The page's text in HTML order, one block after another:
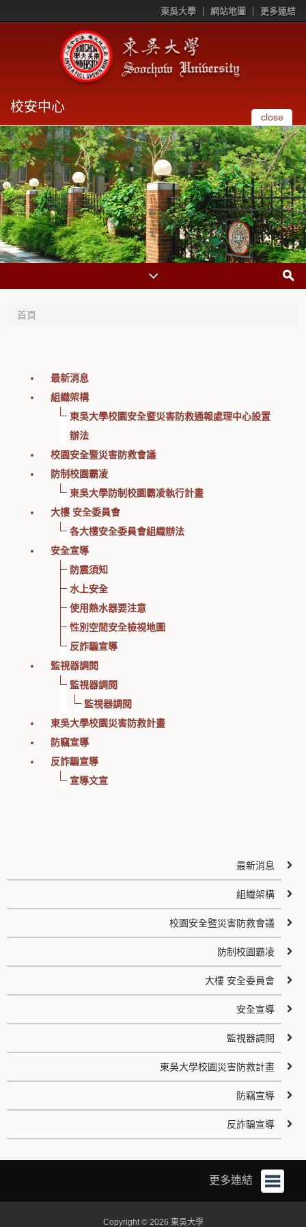
東吳大學 網站地圖 更多連結
校安中心
close
首頁
最新消息
組織架構
東吳大學校園安全暨災害防救通報處理中心設置
辦法
校園安全暨災害防救會議
防制校園霸凌
東吳大學防制校園霸凌執行計畫
大樓 安全委員會
各大樓安全委員會組織辦法
安全宣導
防震須知
水上安全
使用熱水器要注意
性別空間安全檢視地圖
反詐騙宣導
監視器調閱
監視器調閱
監視器調閱
東吳大學校園災害防救計畫
防竊宣導
反詐騙宣導
宣導文宣
最新消息
組織架構
校園安全暨災害防救會議
防制校園霸凌
大樓 安全委員會
安全宣導
監視器調閱
東吳大學校園災害防救計畫
防竊宣導
反詐騙宣導
更多連結
Copyright © 2026 東吳大學